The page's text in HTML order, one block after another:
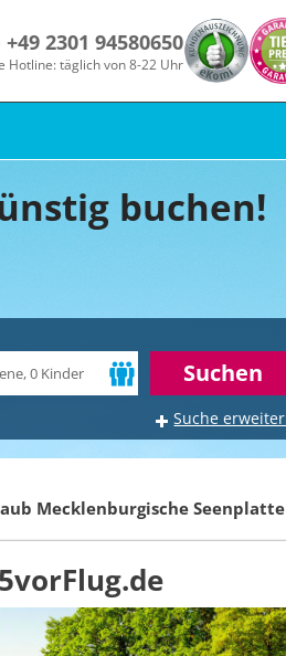
2301 94580650
Hotline: täglich von 8-22 Uhr
buchen!
Suchen
Suche
Mecklenburgische Seenplatte